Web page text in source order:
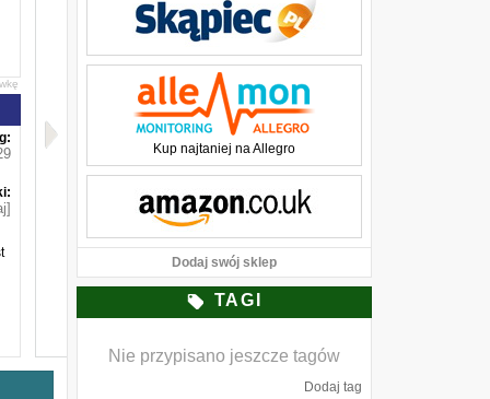
Kup najtaniej na Allegro
Dodaj swój sklep
TAGI
Nie przypisano jeszcze tagów
Dodaj tag